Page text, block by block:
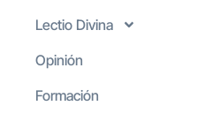
Lectio Divina
Opinión
Formación